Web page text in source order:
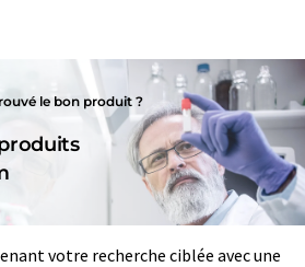
le bon produit ?
votre recherche ciblée avec une